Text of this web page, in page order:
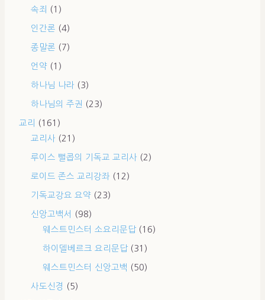
속죄 (1)
인간론 (4)
종말론 (7)
언약 (1)
하나님 나라 (3)
하나님의 주권 (23)
교리
(161)
교리사 (21)
루이스 뻘콥의 기독교 교리사 (2)
로이드 존스 교리강좌 (12)
기독교강요 요약 (23)
신앙고백서
(98)
웨스트민스터 소요리문답(16)
하이델베르크 요리문답(31)
웨스트민스터 신앙고백 (50)
사도신경 (5)